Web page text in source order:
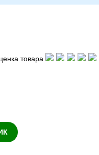
товара